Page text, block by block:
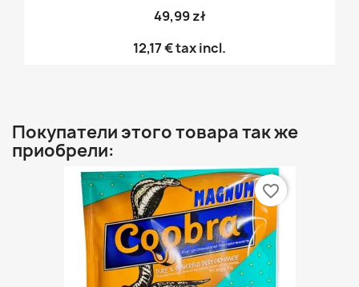
49,99 zł
12,17 €tax incl.
Покупатели этого товара так же
приобрели:
favorite_border